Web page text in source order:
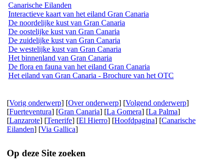
Canarische Eilanden
Interactieve kaart van het eiland Gran Canaria
De noordelijke kust van Gran Canaria
De oostelijke kust van Gran Canaria
De zuidelijke kust van Gran Canaria
De westelijke kust van Gran Canaria
Het binnenland van Gran Canaria
De flora en fauna van het eiland Gran Canaria
Het eiland van Gran Canaria - Brochure van het OTC
[Vorig onderwerp] [Over onderwerp] [Volgend onderwerp]
[Fuerteventura] [Gran Canaria] [La Gomera] [La Palma]
[Lanzarote] [Tenerife] [El Hierro] [Hoofdpagina] [Canarische
Eilanden] [Via Gallica]
Op deze Site zoeken